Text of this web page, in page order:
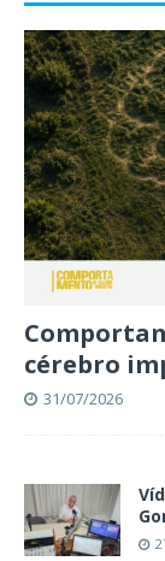
cérebro
31/07/2026